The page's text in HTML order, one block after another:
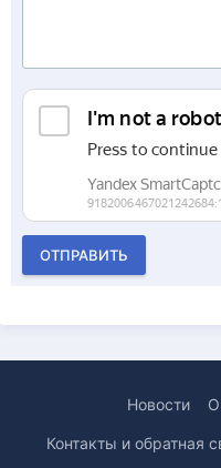
ОТПРАВИТЬ
Новости О
Контакты и обратная